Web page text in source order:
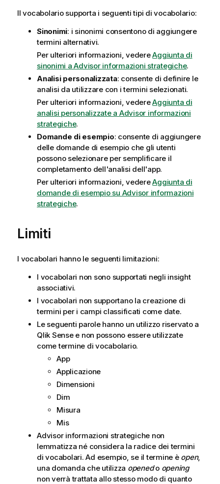
Il vocabolario supporta i seguenti tipi di vocabolario:
Sinonimi: i sinonimi consentono di aggiungere
termini alternativi.
Per ulteriori informazioni, vedereAggiunta di
sinonimi a Advisor informazioni strategiche.
Analisi personalizzata: consente di definire le
analisi da utilizzare con i termini selezionati.
Per ulteriori informazioni, vedereAggiunta di
analisi personalizzate a Advisor informazioni
strategiche.
Domande di esempio: consente di aggiungere
delle domande di esempio che gli utenti
possono selezionare per semplificare il
completamento dell'analisi dell'app.
Per ulteriori informazioni, vedereAggiunta di
domande di esempio su Advisor informazioni
strategiche.
Limiti
I vocabolari hanno le seguenti limitazioni:
I vocabolari non sono supportati negli insight
associativi.
I vocabolari non supportano la creazione di
termini per i campi classificati come date.
Le seguenti parole hanno un utilizzo riservato a
Qlik Sensee non possono essere utilizzate
come termine di vocabolario.
App
Applicazione
Dimensioni
Dim
Misura
Mis
Advisor informazioni strategiche non
lemmatizza né considera la radice dei termini
di vocabolari. Ad esempio, se il termine è open,
una domanda che utilizza openedo opening
non verrà trattata allo stesso modo di quanto